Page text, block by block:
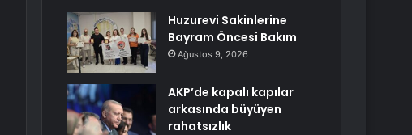
Huzurevi Sakinlerine
Bayram Öncesi Bakım
Ağustos 9, 2026
AKP’de kapalı kapılar
arkasında büyüyen
rahatsızlık